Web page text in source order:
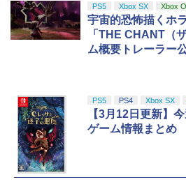
PS5 Xbox SX Xbox
宇宙的恐怖描くホ
「THE CHANT（
ム概要トレーラー
PS5 PS4 Xbox SX
【3月12日更新】
ゲーム情報まとめ